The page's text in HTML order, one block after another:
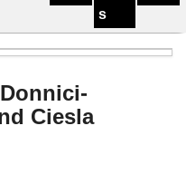
s
Ciesla